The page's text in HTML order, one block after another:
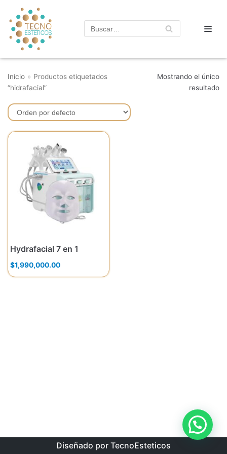
Saltar
al
contenido
Inicio » Productos etiquetados
“hidrafacial”
Mostrando el único
resultado
Hydrafacial 7 en 1
$1,990,000.00
Diseñado por TecnoEsteticos